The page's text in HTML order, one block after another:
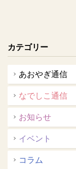
カテゴリー
あおやぎ通信
なでしこ通信
お知らせ
イベント
コラム